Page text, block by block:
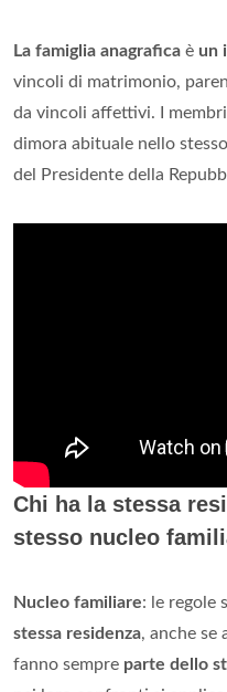
La famiglia anagrafica è un
vincoli di matrimonio,
da vincoli affettivi. I
dimora abituale nello
del Presidente della
Chi ha la stessa
stesso nucleo
Nucleo familiare: le regole
stessa residenza, anche se
fanno sempre parte dello